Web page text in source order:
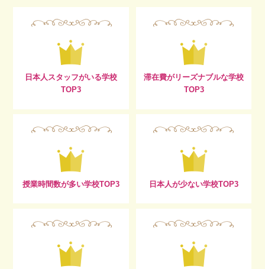
日本人スタッフがいる学校
TOP3
滞在費がリーズナブルな学校
TOP3
授業時間数が多い学校TOP3 日本人が少ない学校TOP3